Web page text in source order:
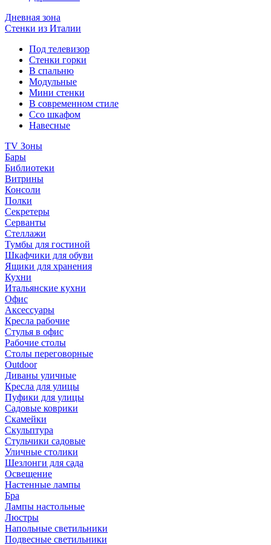
Дневная зона
Стенки из Италии
Под телевизор
Стенки горки
В спальню
Модульные
Мини стенки
В современном стиле
Ссо шкафом
Навесные
TV Зоны
Бары
Библиотеки
Витрины
Консоли
Полки
Секретеры
Серванты
Стеллажи
Тумбы для гостиной
Шкафчики для обуви
Ящики для хранения
Кухни
Итальянские кухни
Офис
Аксессуары
Кресла рабочие
Стулья в офис
Рабочие столы
Столы переговорные
Outdoor
Диваны уличные
Кресла для улицы
Пуфики для улицы
Садовые коврики
Скамейки
Скульптура
Стульчики садовые
Уличные столики
Шезлонги для сада
Освещение
Hастенные лампы
Бра
Лампы настольные
Люстры
Напольные светильники
Подвесные светильники